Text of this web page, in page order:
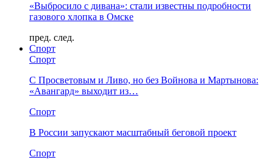
«Выбросило с дивана»: стали известны подробности
газового хлопка в Омске
пред. след.
Спорт
Спорт
С Просветовым и Ливо, но без Войнова и Мартынова:
«Авангард» выходит из…
Спорт
В России запускают масштабный беговой проект
Спорт